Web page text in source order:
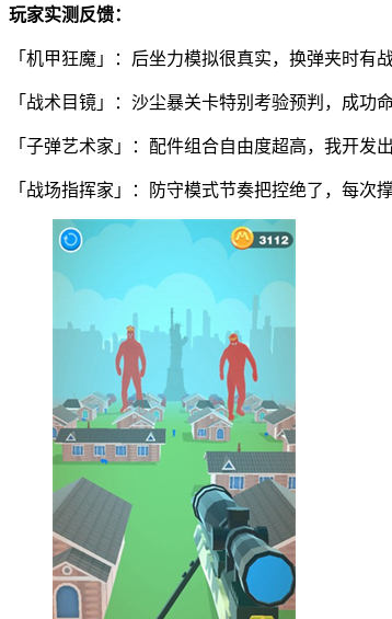
玩家实测反馈：
「机甲狂魔」：后坐力模拟很真实，换弹夹时有
「战术目镜」：沙尘暴关卡特别考验预判，成功
「子弹艺术家」：配件组合自由度超高，我开
「战场指挥家」：防守模式节奏把控绝了，每